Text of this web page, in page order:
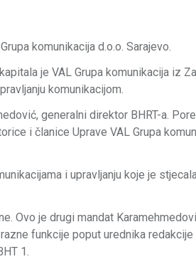
komunikacija d.o.o. Sarajevo.
je VAL Grupa komunikacija iz
komunikacijom.
generalni direktor BHRT-a.
i članice Uprave VAL Grupa
i upravljanju koje je
Ovo je drugi mandat
funkcije poput urednika
1.